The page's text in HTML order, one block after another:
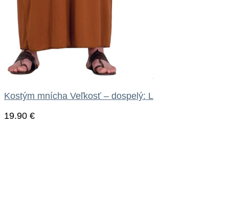
Kostým mnícha Veľkosť – dospelý: L
19.90 €